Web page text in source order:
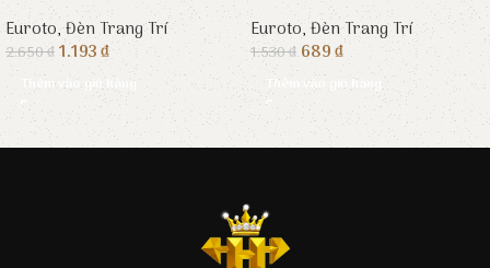
Euroto,Đèn Trang Trí
2.650₫1.193₫
Thêm vào giỏ hàng
Euroto,Đèn Trang Trí
1.530₫ 689₫
Thêm vào giỏ hàng